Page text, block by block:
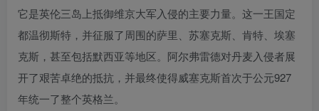
它是英伦三岛上抵御维京大军入侵的主要力量。这一王国定
都温彻斯特，并征服了周围的萨里、苏塞克斯、肯特、埃塞
克斯，甚至包括默西亚等地区。阿尔弗雷德对丹麦入侵者展
开了艰苦卓绝的抵抗，并最终使得威塞克斯首次于公元927
年统一了整个英格兰。